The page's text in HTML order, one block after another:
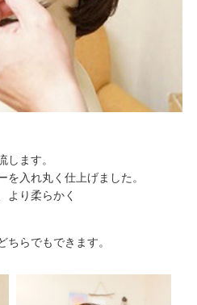
ます。
を入れ丸く仕上げました。
より柔らかく
らでもできます。